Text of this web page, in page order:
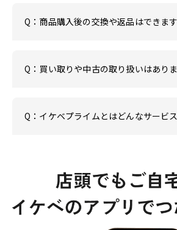
Q：商品購入後の交換や返品はできま
Q：買い取りや中古の取り扱いはあり
Q：イケベプライムとはどんなサービ